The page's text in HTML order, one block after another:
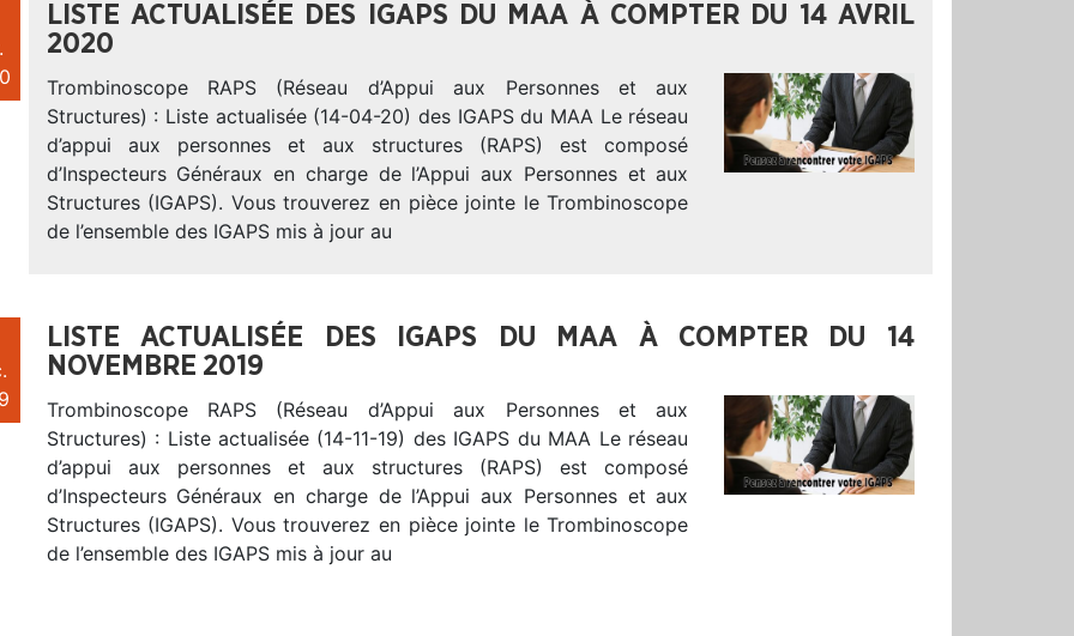
LISTE ACTUALISÉE DES IGAPS DU MAA À COMPTER DU 14 AVRIL
2020
Trombinoscope RAPS (Réseau d’Appui aux Personnes et aux
Structures) : Liste actualisée (14-04-20) des IGAPS du MAA Le réseau
d’appui aux personnes et aux structures (RAPS) est composé
d’Inspecteurs Généraux en charge de l’Appui aux Personnes et aux
Structures (IGAPS). Vous trouverez en pièce jointe le Trombinoscope
de l’ensemble des IGAPS mis à jour au
LISTE ACTUALISÉE DES IGAPS DU MAA À COMPTER DU 14
NOVEMBRE 2019
Trombinoscope RAPS (Réseau d’Appui aux Personnes et aux
Structures) : Liste actualisée (14-11-19) des IGAPS du MAA Le réseau
d’appui aux personnes et aux structures (RAPS) est composé
d’Inspecteurs Généraux en charge de l’Appui aux Personnes et aux
Structures (IGAPS). Vous trouverez en pièce jointe le Trombinoscope
de l’ensemble des IGAPS mis à jour au